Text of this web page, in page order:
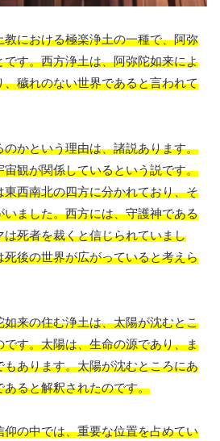
における極楽浄土の一種で、阿弥
す。西方浄土は、阿弥陀如来によ
穢れのない世界であると言われて
かという理由は、諸説あります。
観が関係しているという説です。
西南北の四方に分かれており、そ
ました。西方には、守護神である
死者を裁くと信じられていまし
後の世界が広がっていると考えら
来の住む浄土は、太陽が沈むとこ
す。太陽は、生命の源であり、ま
あります。太陽が沈むところにあ
ると解釈されたのです。
の中では、重要な位置を占めてい